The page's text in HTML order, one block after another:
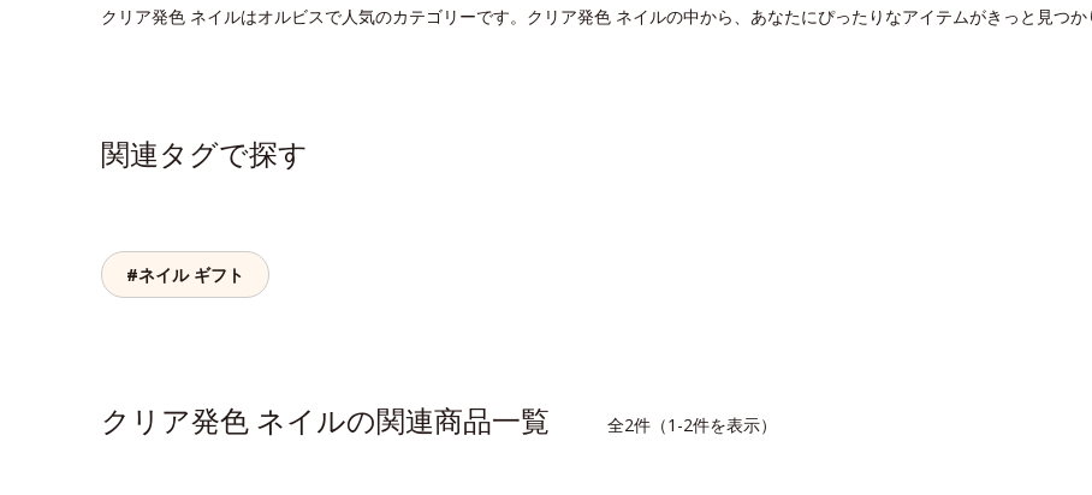
クリア発色 ネイルはオルビスで人気のカテゴリーです。クリア発色 ネイルの中から、あなたにぴったりなアイテムがきっと見つか
関連タグで探す
#ネイル ギフト
クリア発色 ネイルの関連商品一覧 全2件（1-2件を表示）